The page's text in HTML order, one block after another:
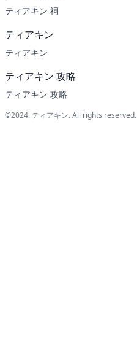
ティアキン 祠
ティアキン
ティアキン
ティアキン 攻略
ティアキン 攻略
©2024. ティアキン. All rights reserved.